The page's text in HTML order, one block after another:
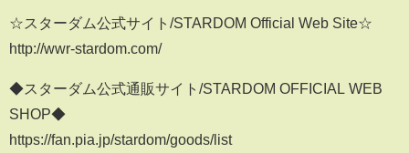
☆スターダム公式サイト/STARDOM Official Web Site☆
http://wwr-stardom.com/
◆スターダム公式通販サイト/STARDOM OFFICIAL WEB
SHOP◆
https://fan.pia.jp/stardom/goods/list